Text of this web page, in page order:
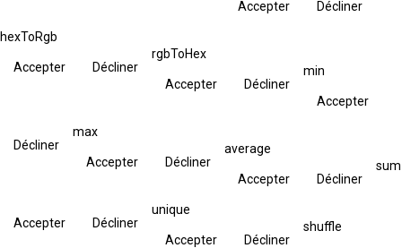
Accepter Décliner
hexToRgb
Accepter Décliner
rgbToHex
Accepter Décliner
min
Accepter
Décliner
max
Accepter Décliner
average
Accepter Décliner
sum
Accepter Décliner
unique
Accepter Décliner
shuffle